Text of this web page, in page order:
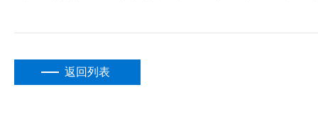
返回列表